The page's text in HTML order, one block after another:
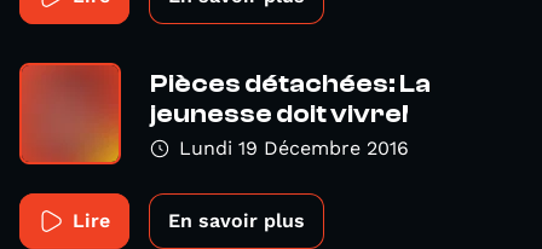
Pièces détachées: La
jeunesse doit vivre!
Lundi 19 Décembre 2016
Lire En savoir plus